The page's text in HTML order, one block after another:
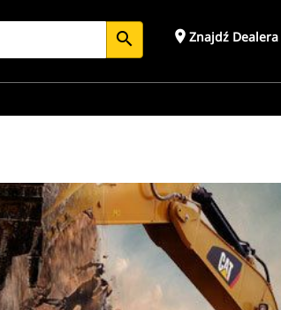
search place Znajdź Dealera